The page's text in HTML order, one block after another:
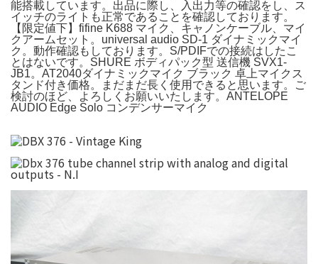
能搭載しています。出品に際し、入出力等の確認をし、ス
イッチのライトも正常であることを確認しております。
【限定値下】fifine K688 マイク、キャノンケーブル、マイ
クアームセット。universal audio SD-1 ダイナミックマイ
ク。動作確認もしております。S/PDIFでの接続はしたこ
とはないです。SHURE ボディパック型 送信機 SVX1-
JB1。AT2040ダイナミックマイク ブラック 卓上マイクス
タンド付き価格。まだまだ長く使用できると思います。ご
検討のほど、よろしくお願いいたします。ANTELOPE
AUDIO Edge Solo コンデンサーマイク